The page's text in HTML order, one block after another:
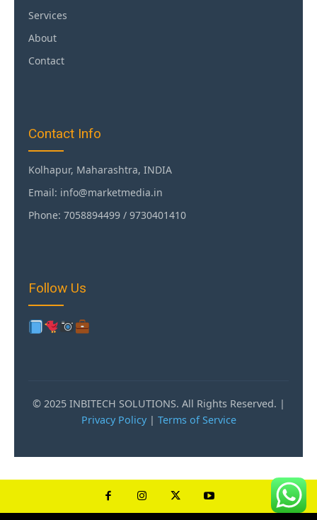
Services
About
Contact
Contact Info
Kolhapur, Maharashtra, INDIA
Email: info@marketmedia.in
Phone: 7058894499 / 9730401410
Follow Us
© 2025 INBITECH SOLUTIONS. All Rights Reserved. |
Privacy Policy| Terms of Service